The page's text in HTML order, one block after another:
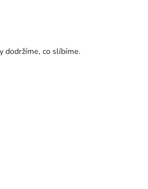
dodržíme, co slíbíme.